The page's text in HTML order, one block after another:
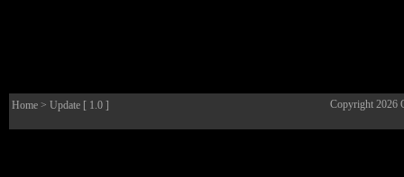
Home > Update [ 1.0 ] Copyright 2026